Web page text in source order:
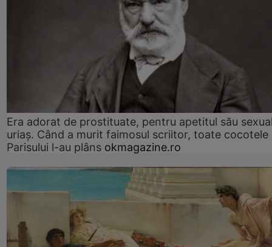
Era adorat de prostituate, pentru apetitul său
uriaș. Când a murit faimosul scriitor, toate cocotele
Parisului l-au plâns okmagazine.ro